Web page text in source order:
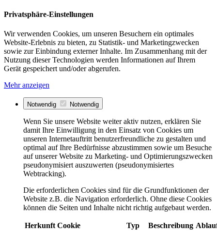
Privatsphäre-Einstellungen
Wir verwenden Cookies, um unseren Besuchern ein optimales
Website-Erlebnis zu bieten, zu Statistik- und Marketingzwecken
sowie zur Einbindung externer Inhalte. Im Zusammenhang mit der
Nutzung dieser Technologien werden Informationen auf Ihrem
Gerät gespeichert und/oder abgerufen.
Mehr anzeigen
Notwendig Notwendig
Wenn Sie unsere Website weiter aktiv nutzen, erklären Sie
damit Ihre Einwilligung in den Einsatz von Cookies um
unseren Internetauftritt benutzerfreundliche zu gestalten und
optimal auf Ihre Bedürfnisse abzustimmen sowie um Besuche
auf unserer Website zu Marketing- und Optimierungszwecken
pseudonymisiert auszuwerten (pseudonymisiertes
Webtracking).
Die erforderlichen Cookies sind für die Grundfunktionen der
Website z.B. die Navigation erforderlich. Ohne diese Cookies
können die Seiten und Inhalte nicht richtig aufgebaut werden.
Herkunft Cookie Typ Beschreibung